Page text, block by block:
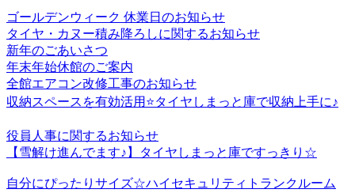
ゴールデンウィーク 休業日のお知らせ
タイヤ・カヌー積み降ろしに関するお知らせ
新年のごあいさつ
年末年始休館のご案内
全館エアコン改修工事のお知らせ
収納スペースを有効活用⭐️タイヤしまっと庫で収納上手に♪
役員人事に関するお知らせ
【雪解け進んでます♪】タイヤしまっと庫ですっきり☆
自分にぴったりサイズ☆ハイセキュリティトランクルーム